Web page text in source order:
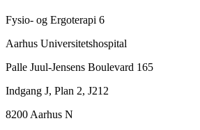
Fysio- og Ergoterapi 6
Aarhus Universitetshospital
Palle Juul-Jensens Boulevard 165
Indgang J, Plan 2, J212
8200 Aarhus N